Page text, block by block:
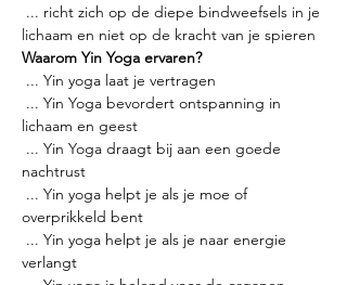
... richt zich op de diepe bindweefsels in je
lichaam en niet op de kracht van je spieren
Waarom Yin Yoga ervaren?
... Yin yoga laat je vertragen
... Yin Yoga bevordert ontspanning in
lichaam en geest
... Yin Yoga draagt bij aan een goede
nachtrust
... Yin yoga helpt je als je moe of
overprikkeld bent
... Yin yoga helpt je als je naar energie
verlangt